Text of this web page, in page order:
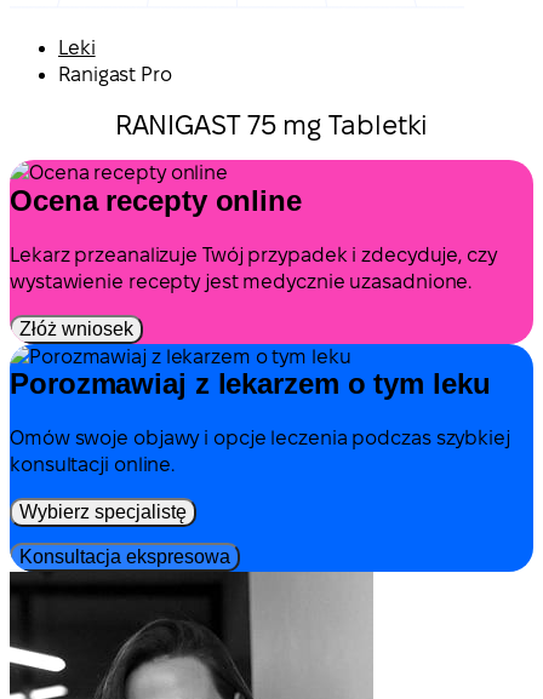
Leki
Ranigast Pro
RANIGAST 75 mg Tabletki
Ocena recepty online
Lekarz przeanalizuje Twój przypadek i zdecyduje, czy
wystawienie recepty jest medycznie uzasadnione.
Złóż wniosek
Porozmawiaj z lekarzem o tym leku
Omów swoje objawy i opcje leczenia podczas szybkiej
konsultacji online.
Wybierz specjalistę
Konsultacja ekspresowa